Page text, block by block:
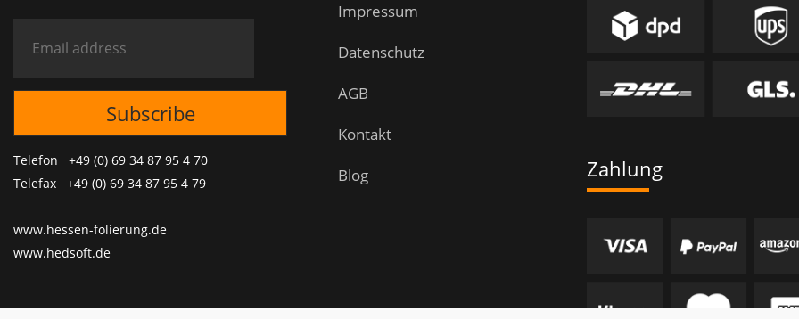
Telefon +49 (0) 69 34 87 95 4 70
Telefax +49 (0) 69 34 87 95 4 79
www.hessen-folierung.de
www.hedsoft.de
Impressum
Datenschutz
AGB
Kontakt
Blog
Zahlung